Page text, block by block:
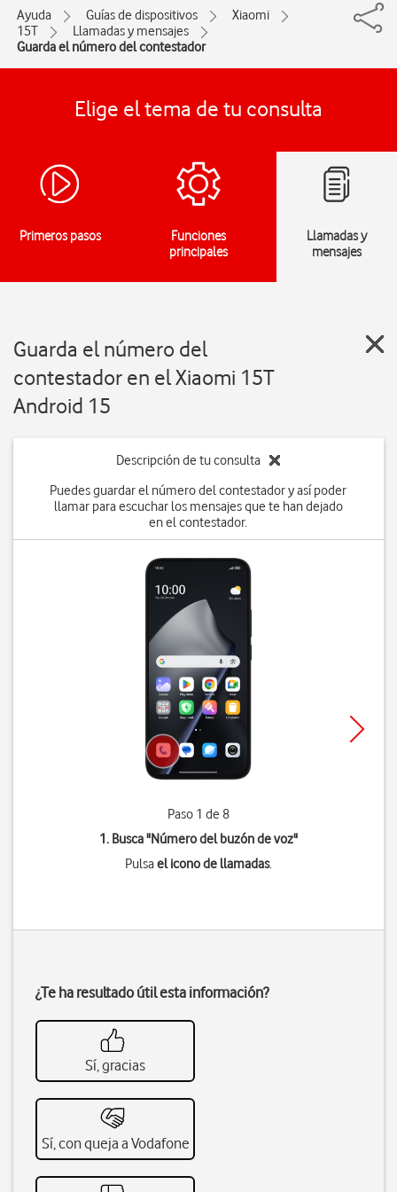
Ayuda Guías de dispositivos
Xiaomi
15T
Llamadas y mensajes
Guarda el número del contestador
Elige el tema de tu consulta
Primeros pasos
Funciones
principales
Llamadas y
mensajes
Guarda el número del
contestador en el Xiaomi 15T
Android 15
Descripción de tu consulta
Puedes guardar el número del contestador y así poder
llamar para escuchar los mensajes que te han dejado
en el contestador.
Paso 1 de 8
1. Busca "Número del buzón de voz"
Pulsael icono de llamadas.
¿Te ha resultado útil esta información?
Sí, gracias
Sí, con queja a Vodafone